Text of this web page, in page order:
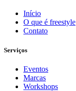
Início
O que é freestyle
Contato
Serviços
Eventos
Marcas
Workshops